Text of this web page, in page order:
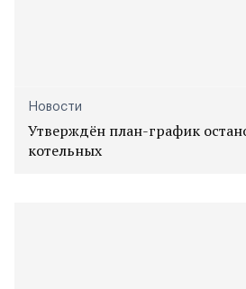
Новости
Утверждён план-график
котельных